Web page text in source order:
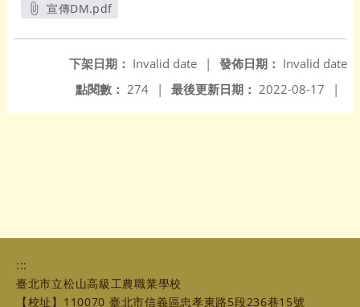
宣傳DM.pdf
發佈日期： Invalid date
下架日期： Invalid date
|
最後更新日期： 2022-08-17 |
點閱數： 274 |
:::
臺北市立松山高級工農職業學校
【校址】110070 臺北市信義區忠孝東路5段236巷15號